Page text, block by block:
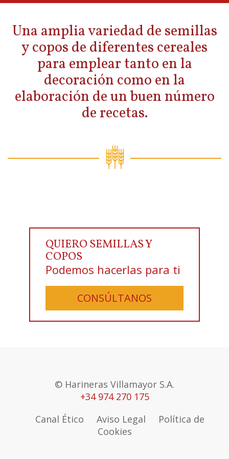
Una amplia variedad de semillas
y copos de diferentes cereales
para emplear tanto en la
decoración como en la
elaboración de un buen número
de recetas.
QUIERO SEMILLAS Y
COPOS
Podemos hacerlas para ti
CONSÚLTANOS
© Harineras Villamayor S.A.
+34 974 270 175
Canal Ético
Aviso Legal
Política de
Cookies